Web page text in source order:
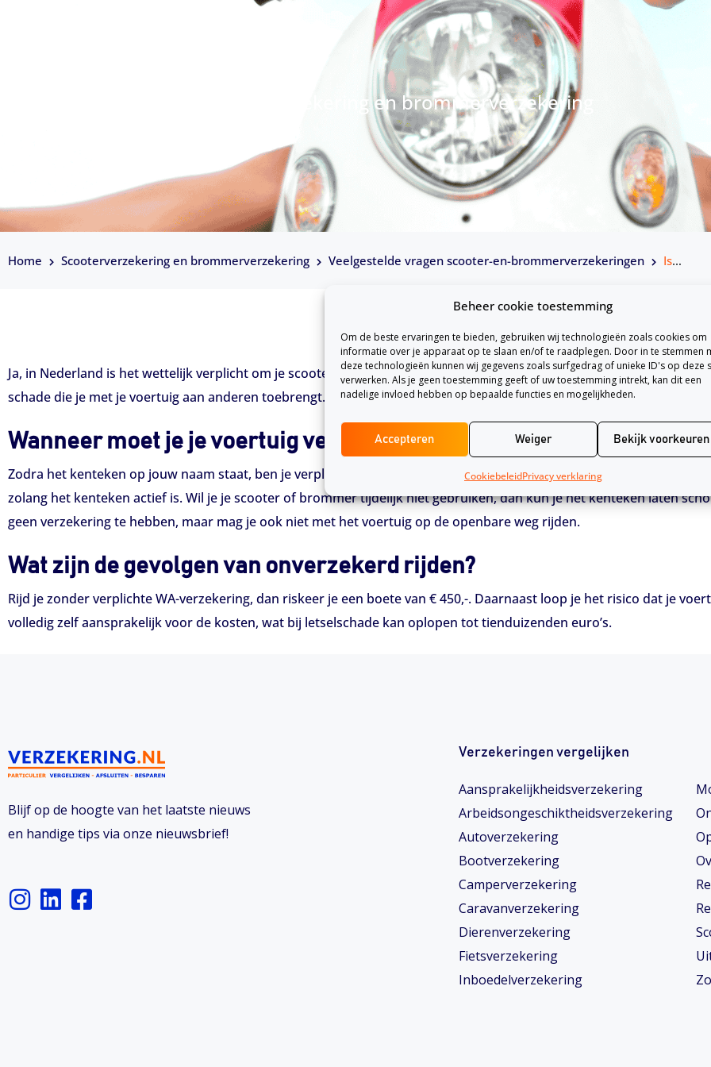
Beheer cookie toestemming
Om de beste ervaringen te bieden, gebruiken wij technologieën zoals cookies om
informatie over je apparaat op te slaan en/of te raadplegen. Door in te stemmen
deze technologieën kunnen wij gegevens zoals surfgedrag of unieke ID's op deze
verwerken. Als je geen toestemming geeft of uw toestemming intrekt, kan dit een
nadelige invloed hebben op bepaalde functies en mogelijkheden.
Accepteren Weiger Bekijk voorkeuren
CookiebeleidPrivacy verklaring
Veelgestelde vragen scooterverzekering en brommerverzekering
Home Scooterverzekering en brommerverzekering Veelgestelde vragen scooter-en-brommerverzekeringen Is het verplicht een scooter- en brommerverzekering af te sluiten?
Ja, in Nederland is het wettelijk verplicht om je scooter of brommer minimaal te verzekeren met een WA-
schade die je met je voertuig aan anderen toebrengt. Zonder deze verzekering mag je niet de openbare weg op.
Wanneer moet je je voertuig verzekeren?
Zodra het kenteken op jouw naam staat, ben je verplicht om een WA-verzekering af te sluiten. Dit geldt ook als je
zolang het kenteken actief is. Wil je je scooter of brommer tijdelijk niet gebruiken, dan kun je het kenteken laten
geen verzekering te hebben, maar mag je ook niet met het voertuig op de openbare weg rijden.
Wat zijn de gevolgen van onverzekerd rijden?
Rijd je zonder verplichte WA-verzekering, dan riskeer je een boete van € 450,-. Daarnaast loop je het risico dat je
volledig zelf aansprakelijk voor de kosten, wat bij letselschade kan oplopen tot tienduizenden euro’s.
Blijf op de hoogte van het laatste nieuws
en handige tips via onze nieuwsbrief!
I
n
L
i
F
a
Verzekeringen vergelijken
Aansprakelijkheidsverzekering
Arbeidsongeschiktheids­­verzekering
Autoverzekering
Bootverzekering
Camperverzekering
Caravanverzekering
Dierenverzekering
Fietsverzekering
Inboedelverzekering